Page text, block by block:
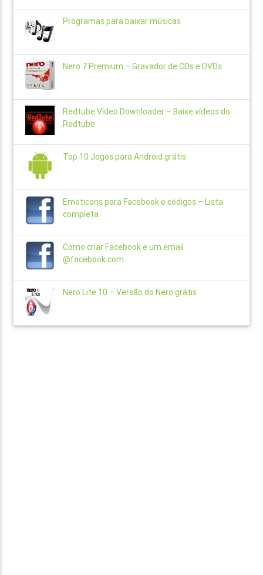
Programas para baixar músicas
Nero 7 Premium – Gravador de CDs e DVDs
Redtube Vídeo Downloader – Baixe vídeos do
Redtube
Top 10 Jogos para Android grátis
Emoticons para Facebook e códigos – Lista
completa
Como criar Facebook e um email
@facebook.com
Nero Lite 10 – Versão do Nero grátis